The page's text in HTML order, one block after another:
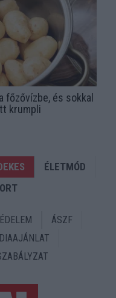
főzővízbe, és sokkal
krumpli
ÉLETMÓD
ÁSZF